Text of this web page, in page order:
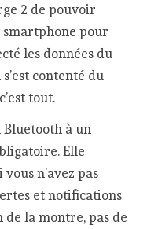
2 de pouvoir
pour
les données du
contenté du
tout.
à un
Elle
n’avez pas
et notifications
la montre, pas de